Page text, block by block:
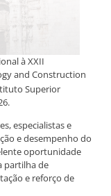
à XXII
and Construction
Superior
especialistas e
e desempenho do
oportunidade
partilha de
e reforço de